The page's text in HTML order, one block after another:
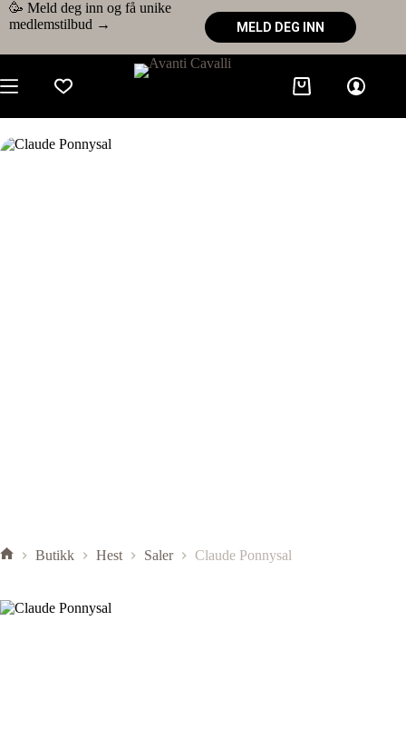
🥳 Meld deg inn og få unike
medlemstilbud →
MELD DEG INN
Butikk Hest Saler Claude Ponnysal